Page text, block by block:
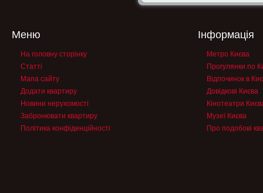
Меню
На головну сторінку
Статті
Мапа сайту
Додати квартиру
Новини нерухомості
Забронювати квартиру
Політика конфіденційності
Інформація
Метро Києва
Прогулянки по
Відпочинок в
Довідкові Києва
Кінотеатри
Музеї Києва
Про подобові